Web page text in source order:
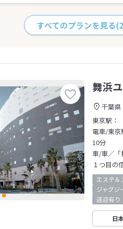
すべてのプランを見る
舞浜
千葉県
東京駅：
電車/東
10分
車/車／「
１つ目の
エステ＆
ジャグジ
送迎有り
日